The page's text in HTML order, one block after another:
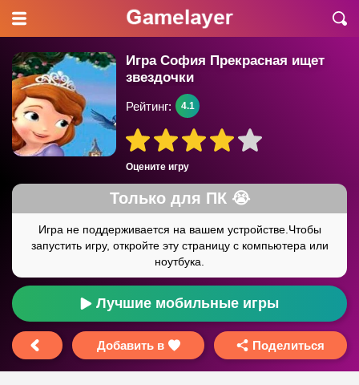
Игра София Прекрасная ищет
звездочки
Оцените игру
Рейтинг: 4.1
Лучшие мобильные игры
Добавить в Поделиться